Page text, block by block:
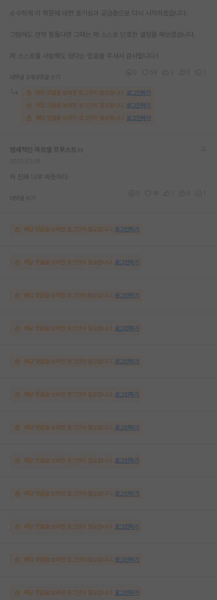
순수하게 이 학문에 대한 호기심과 궁금증으로 다시 시작하겠습니다.
그럼에도 만약 힘들다면 그때는 제 스스로 단호한 결정을 해보겠습니다.
제 스스로를 사랑해도 된다는 믿음을 주셔서 감사합니다.!
대댓글 3개 대댓글 쓰기
해당 댓글을 보려면 로그인이 필요합니다. 로그인하기
해당 댓글을 보려면 로그인이 필요합니다. 로그인하기
해당 댓글을 보려면 로그인이 필요합니다. 로그인하기
염세적인 마르셀 프루스트
하 진짜 너무 따뜻하다
대댓글 쓰기
해당 댓글을 보려면 로그인이 필요합니다. 로그인하기
해당 댓글을 보려면 로그인이 필요합니다. 로그인하기
해당 댓글을 보려면 로그인이 필요합니다. 로그인하기
해당 댓글을 보려면 로그인이 필요합니다. 로그인하기
해당 댓글을 보려면 로그인이 필요합니다. 로그인하기
해당 댓글을 보려면 로그인이 필요합니다. 로그인하기
해당 댓글을 보려면 로그인이 필요합니다. 로그인하기
해당 댓글을 보려면 로그인이 필요합니다. 로그인하기
해당 댓글을 보려면 로그인이 필요합니다. 로그인하기
해당 댓글을 보려면 로그인이 필요합니다. 로그인하기
해당 댓글을 보려면 로그인이 필요합니다. 로그인하기
해당 댓글을 보려면 로그인이 필요합니다. 로그인하기